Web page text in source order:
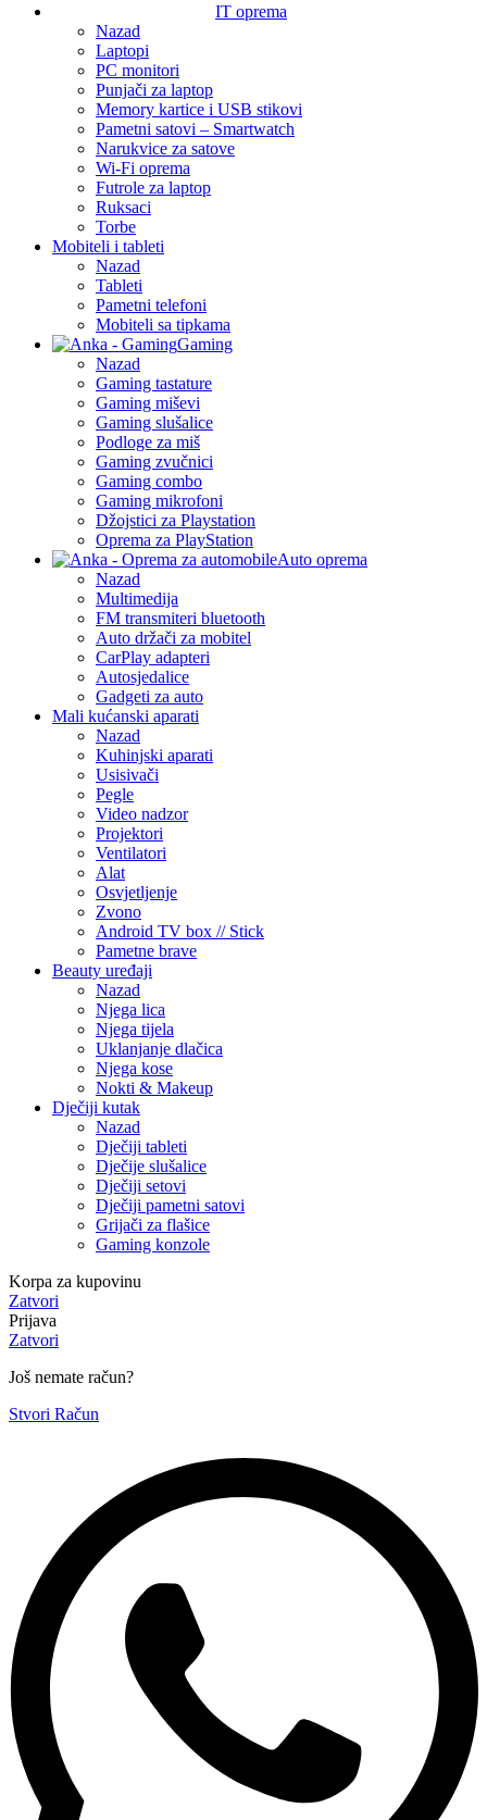
IT oprema
Nazad
Laptopi
PC monitori
Punjači za laptop
Memory kartice i USB stikovi
Pametni satovi – Smartwatch
Narukvice za satove
Wi-Fi oprema
Futrole za laptop
Ruksaci
Torbe
Mobiteli i tableti
Nazad
Tableti
Pametni telefoni
Mobiteli sa tipkama
Gaming
Nazad
Gaming tastature
Gaming miševi
Gaming slušalice
Podloge za miš
Gaming zvučnici
Gaming combo
Gaming mikrofoni
Džojstici za Playstation
Oprema za PlayStation
Auto oprema
Nazad
Multimedija
FM transmiteri bluetooth
Auto držači za mobitel
CarPlay adapteri
Autosjedalice
Gadgeti za auto
Mali kućanski aparati
Nazad
Kuhinjski aparati
Usisivači
Pegle
Video nadzor
Projektori
Ventilatori
Alat
Osvjetljenje
Zvono
Android TV box // Stick
Pametne brave
Beauty uređaji
Nazad
Njega lica
Njega tijela
Uklanjanje dlačica
Njega kose
Nokti & Makeup
Dječiji kutak
Nazad
Dječiji tableti
Dječije slušalice
Dječiji setovi
Dječiji pametni satovi
Grijači za flašice
Gaming konzole
Korpa za kupovinu
Zatvori
Prijava
Zatvori
Još nemate račun?
Stvori Račun